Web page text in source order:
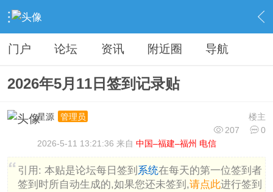
› 分类信息 › 广告灌水 › 内容
门户 论坛 资讯 附近圈 导航
2026年5月11日签到记录贴
楼主
星源
管理员
207
0
2026-5-11 13:21:36 来自 中国–福建–福州 电信
引用: 本贴是论坛每日签到 系统在每天的第一位签到者
签到时所自动生成的,如果您还未签到,请点此进行签到